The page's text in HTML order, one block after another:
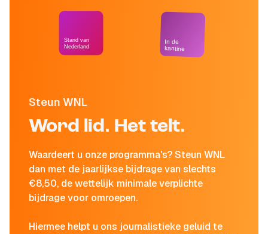
Steun WNL
Word lid. Het telt.
Waardeert u onze programma's? Steun WNL
dan met de jaarlijkse bijdrage van slechts
€8,50, de wettelijk minimale verplichte
bijdrage voor omroepen.
Hiermee helpt u ons journalistieke geluid te
Stand van
Nederland
In de
kantine